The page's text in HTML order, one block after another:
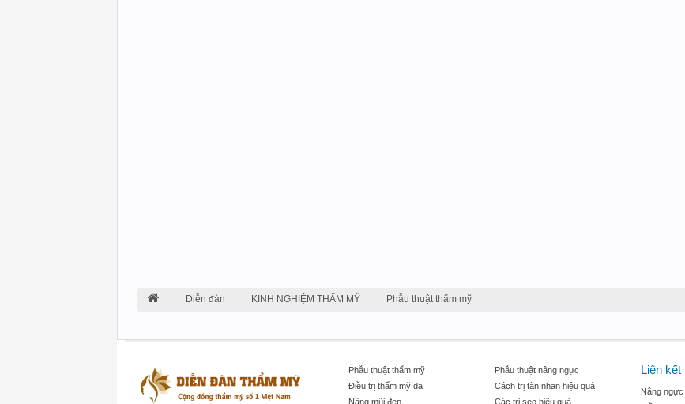
Diễn đàn KINH NGHIỆM THẨM MỸ Phẫu thuật thẩm mỹ
Phẫu thuật thẩm mỹ
Điều trị thẩm mỹ da
Nâng mũi đẹp
Phẫu thuật nâng ngực
Cách trị tàn nhan hiệu quả
Các trị sẹo hiệu quả
Liên kết
Nâng ngực